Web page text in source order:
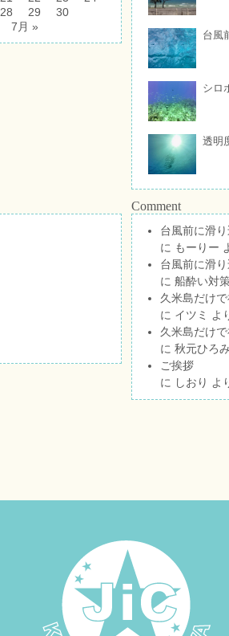
28 29
30
7月 »
台風
シロ
透明
Comment
台風前に滑
に もーりー
台風前に滑
に 船酔い対
久米島だけ
に イツミ
よ
久米島だけ
に 秋元ひろ
ご挨拶
に しおり よ